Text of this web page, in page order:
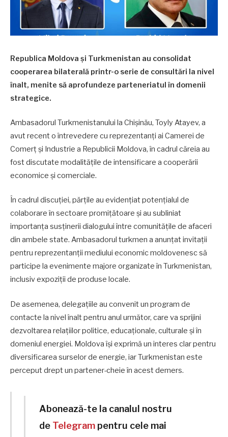
Republica Moldova și Turkmenistan au consolidat
cooperarea bilaterală printr-o serie de consultări la nivel
înalt, menite să aprofundeze parteneriatul în domenii
strategice.
Ambasadorul Turkmenistanului la Chișinău, Toyly Atayev, a
avut recent o întrevedere cu reprezentanți ai Camerei de
Comerț și Industrie a Republicii Moldova, în cadrul căreia au
fost discutate modalitățile de intensificare a cooperării
economice și comerciale.
În cadrul discuției, părțile au evidențiat potențialul de
colaborare în sectoare promițătoare și au subliniat
importanța susținerii dialogului între comunitățile de afaceri
din ambele state. Ambasadorul turkmen a anunțat invitații
pentru reprezentanții mediului economic moldovenesc să
participe la evenimente majore organizate în Turkmenistan,
inclusiv expoziții de produse locale.
De asemenea, delegațiile au convenit un program de
contacte la nivel înalt pentru anul următor, care va sprijini
dezvoltarea relațiilor politice, educaționale, culturale și în
domeniul energiei. Moldova își exprimă un interes clar pentru
diversificarea surselor de energie, iar Turkmenistan este
perceput drept un partener-cheie în acest demers.
Abonează-te la canalul nostru
de Telegram pentru cele mai